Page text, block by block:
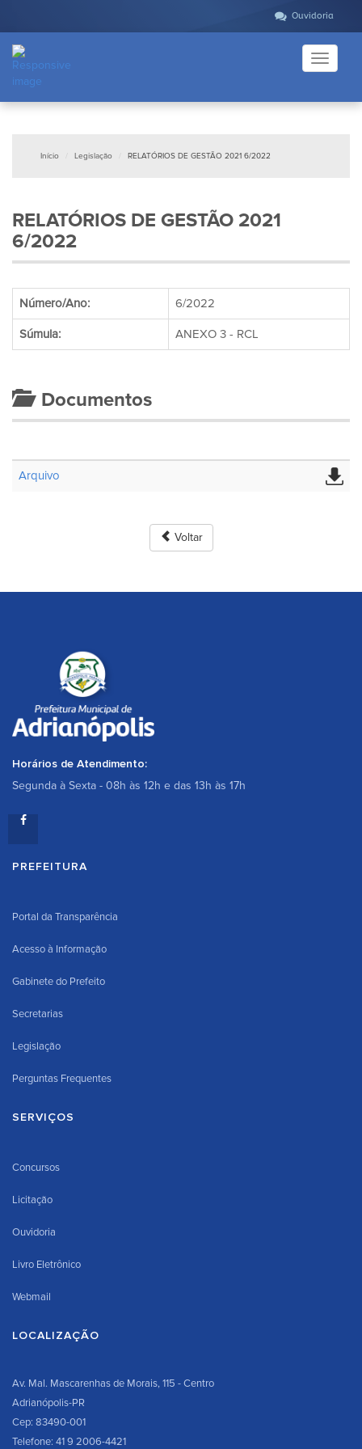
Ouvidoria
Toggle
Início Legislação RELATÓRIOS DE GESTÃO 2021 6/2022
RELATÓRIOS DE GESTÃO 2021
6/2022
Número/Ano: 6/2022
Súmula: ANEXO 3 - RCL
Documentos
Arquivo
Voltar
Horários de Atendimento:
Segunda à Sexta - 08h às 12h e das 13h às 17h
PREFEITURA
Portal da Transparência
Acesso à Informação
Gabinete do Prefeito
Secretarias
Legislação
Perguntas Frequentes
SERVIÇOS
Concursos
Licitação
Ouvidoria
Livro Eletrônico
Webmail
LOCALIZAÇÃO
Av. Mal. Mascarenhas de Morais, 115 - Centro
Adrianópolis-PR
Cep: 83490-001
Telefone: 41 9 2006-4421